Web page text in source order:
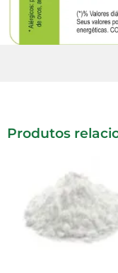
Produtos